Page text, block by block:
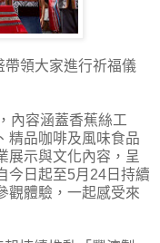
帶領大家進行祈福儀
內容涵蓋香蕉絲工
精品咖啡及風味食品
展示與文化內容，呈
今日起至5月24日持續
觀體驗，一起感受來